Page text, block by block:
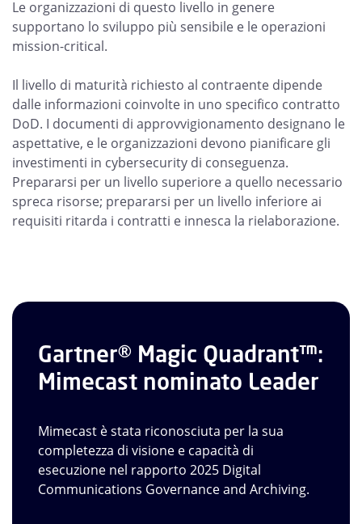
Le organizzazioni di questo livello in genere
supportano lo sviluppo più sensibile e le operazioni
mission-critical.
Il livello di maturità richiesto al contraente dipende
dalle informazioni coinvolte in uno specifico contratto
DoD. I documenti di approvvigionamento designano le
aspettative, e le organizzazioni devono pianificare gli
investimenti in cybersecurity di conseguenza.
Prepararsi per un livello superiore a quello necessario
spreca risorse; prepararsi per un livello inferiore ai
requisiti ritarda i contratti e innesca la rielaborazione.
Gartner® Magic Quadrant™:
Mimecast nominato Leader
Mimecast è stata riconosciuta per la sua
completezza di visione e capacità di
esecuzione nel rapporto 2025 Digital
Communications Governance and Archiving.